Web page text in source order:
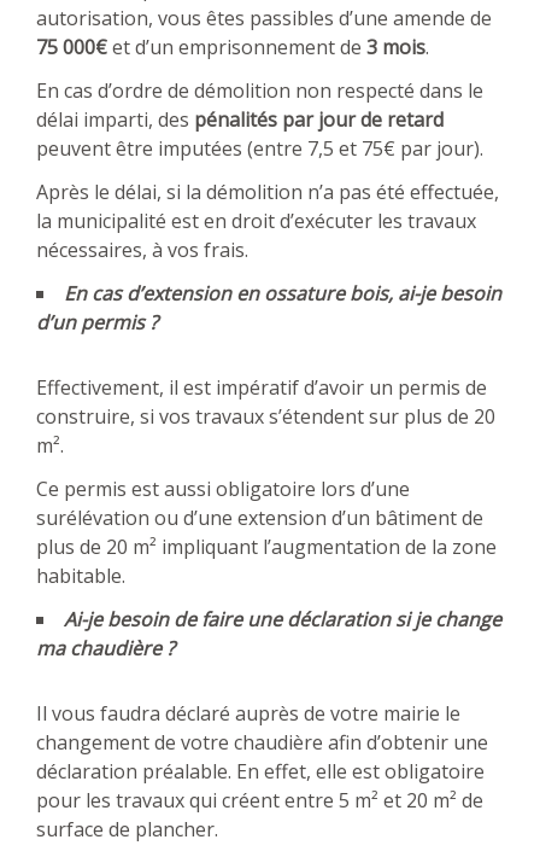
autorisation, vous êtes passibles d’une amende de
75 000€et d’un emprisonnement de 3 mois.
En cas d’ordre de démolition non respecté dans le
délai imparti, des pénalités par jour de retard
peuvent être imputées (entre 7,5 et 75€ par jour).
Après le délai, si la démolition n’a pas été effectuée,
la municipalité est en droit d’exécuter les travaux
nécessaires, à vos frais.
En cas d’extension en ossature bois, ai-je besoin
d’un permis ?
Effectivement, il est impératif d’avoir un permis de
construire, si vos travaux s’étendent sur plus de 20
m².
Ce permis est aussi obligatoire lors d’une
surélévation ou d’une extension d’un bâtiment de
plus de 20 m² impliquant l’augmentation de la zone
habitable.
Ai-je besoin de faire une déclaration si je change
ma chaudière ?
Il vous faudra déclaré auprès de votre mairie le
changement de votre chaudière afin d’obtenir une
déclaration préalable. En effet, elle est obligatoire
pour les travaux qui créent entre 5 m² et 20 m² de
surface de plancher.